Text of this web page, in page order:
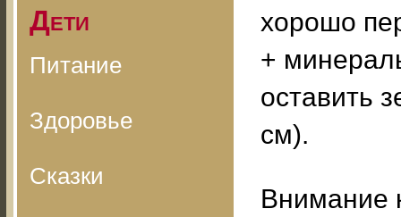
Дети
Питание
Здоровье
Сказки
хорошо
+
оставить
см).
Внимание